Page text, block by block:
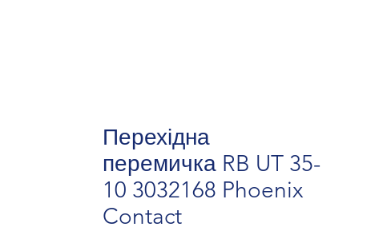
Перехідна
перемичка RB UT 35-
10 3032168 Phoenix
Contact